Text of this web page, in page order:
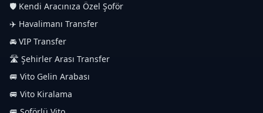
🛡️ Kendi Aracınıza Özel Şoför
✈️ Havalimanı Transfer
🚘 VIP Transfer
🛣️ Şehirler Arası Transfer
🚐 Vito Gelin Arabası
🚐 Vito Kiralama